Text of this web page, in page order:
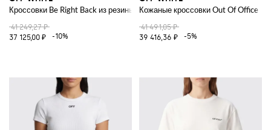
Кроссовки Be Right Back из резины и сетки
41 249,27 ₽
37 125,00 ₽
-10%
Кожаные кроссовки Out Of Office
41 491,05 ₽
39 416,36 ₽
-5%